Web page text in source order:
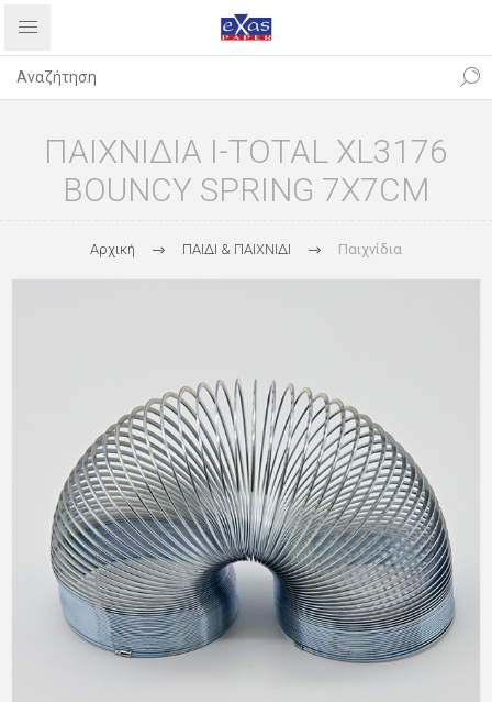
ΠΑΙΧΝΙΔΙΑ I-TOTAL XL3176
BOUNCY SPRING 7X7CM
Αρχική ΠΑΙΔΙ & ΠΑΙΧΝΙΔΙ Παιχνίδια